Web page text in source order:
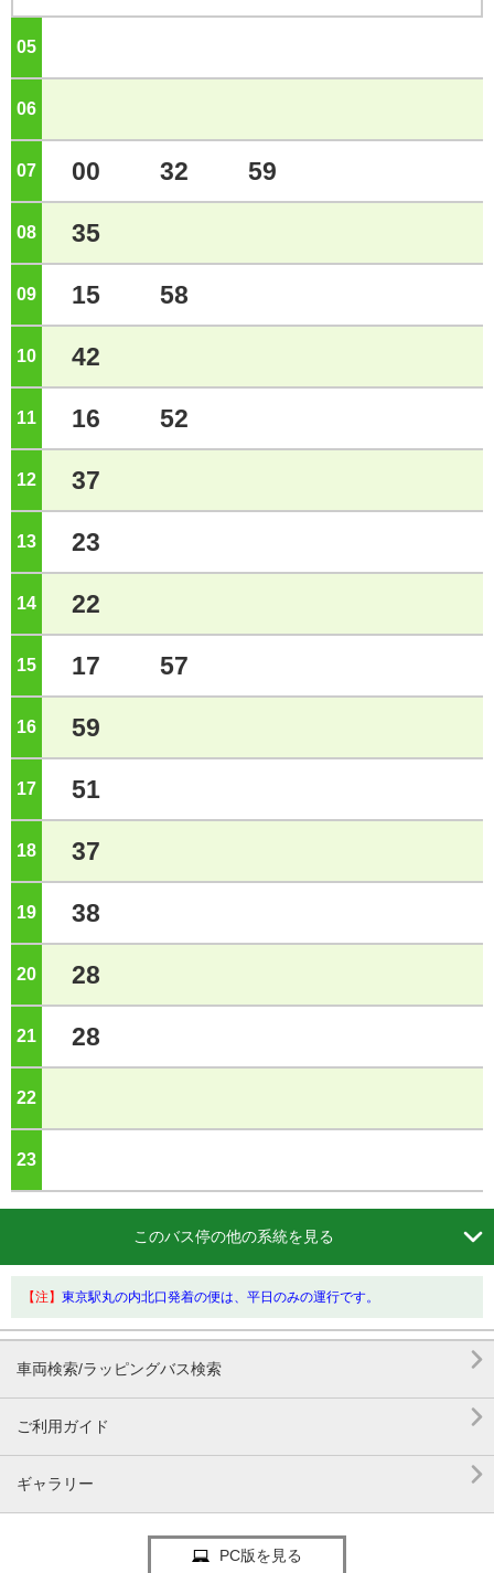
05
06
07 00 32 59
08 35
09 15 58
10 42
11 16 52
12 37
13 23
14 22
15 17 57
16 59
17 51
18 37
19 38
20 28
21 28
22
23
このバス停の他の系統を見る 
【注】 東京駅丸の内北口発着の便は、平日のみの運行です。
車両検索/ラッピングバス検索 
ご利用ガイド 
ギャラリー 
PC版を見る